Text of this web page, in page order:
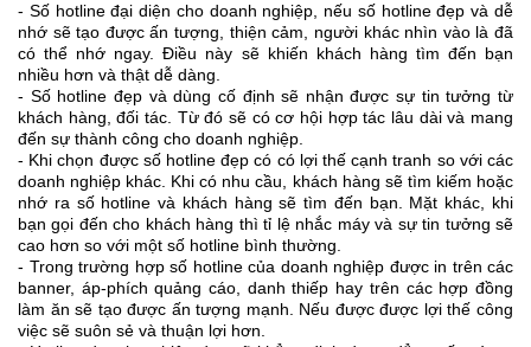
- Số hotline đại diện cho doanh nghiệp, nếu số hotline đẹp và dễ
nhớ sẽ tạo được ấn tượng, thiện cảm, người khác nhìn vào là đã
có thể nhớ ngay. Điều này sẽ khiến khách hàng tìm đến bạn
nhiều hơn và thật dễ dàng.
- Số hotline đẹp và dùng cố định sẽ nhận được sự tin tưởng từ
khách hàng, đối tác. Từ đó sẽ có cơ hội hợp tác lâu dài và mang
đến sự thành công cho doanh nghiệp.
- Khi chọn được số hotline đẹp có có lợi thế cạnh tranh so với các
doanh nghiệp khác. Khi có nhu cầu, khách hàng sẽ tìm kiếm hoặc
nhớ ra số hotline và khách hàng sẽ tìm đến bạn. Mặt khác, khi
bạn gọi đến cho khách hàng thì tỉ lệ nhắc máy và sự tin tưởng sẽ
cao hơn so với một số hotline bình thường.
- Trong trường hợp số hotline của doanh nghiệp được in trên các
banner, áp-phích quảng cáo, danh thiếp hay trên các hợp đồng
làm ăn sẽ tạo được ấn tượng mạnh. Nếu được được lợi thế công
việc sẽ suôn sẻ và thuận lợi hơn.